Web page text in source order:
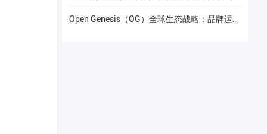
Open Genesis（OG）全球生态战略：品牌运营赋能下的线下共识网络建设